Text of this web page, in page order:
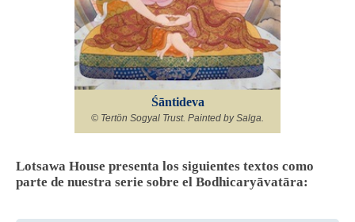
Śāntideva
© Tertön Sogyal Trust. Painted by Salga.
Lotsawa House presenta los siguientes textos como
parte de nuestra serie sobre el Bodhicaryāvatāra: